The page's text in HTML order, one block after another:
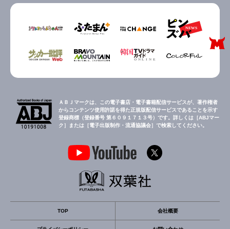
ＡＢＪマークは、この電子書店・電子書籍配信サービスが、著作権者
からコンテンツ使用許諾を得た正規版配信サービスであることを示す
登録商標（登録番号 第６０９１７１３号）です。詳しくは［ABJマー
ク］または［電子出版制作・流通協議会］で検索してください。
TOP 会社概要